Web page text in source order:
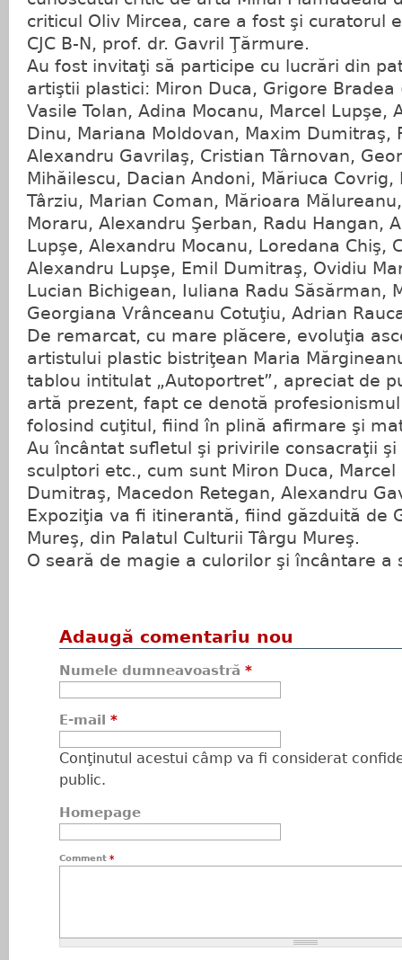
criticul Oliv Mircea, care a fost şi curatorul
CJC B-N, prof. dr. Gavril Ţărmure.
Au fost invitaţi să participe cu lucrări din
artiştii plastici: Miron Duca, Grigore Bradea
Vasile Tolan, Adina Mocanu, Marcel Lupşe,
Dinu, Mariana Moldovan, Maxim Dumitraş,
Alexandru Gavrilaş, Cristian Târnovan,
Mihăilescu, Dacian Andoni, Măriuca Covrig,
Târziu, Marian Coman, Mărioara
Moraru, Alexandru Şerban, Radu Hangan,
Lupşe, Alexandru Mocanu, Loredana Chiş,
Alexandru Lupşe, Emil Dumitraş, Ovidiu
Lucian Bichigean, Iuliana Radu Săsărman,
Georgiana Vrânceanu Cotuţiu, Adrian
De remarcat, cu mare plăcere, evoluţia
artistului plastic bistriţean Maria
tablou intitulat „Autoportret”, apreciat de
artă prezent, fapt ce denotă
folosind cuţitul, fiind în plină afirmare şi
Au încântat sufletul şi privirile consacraţii
sculptori etc., cum sunt Miron Duca, Marcel
Dumitraş, Macedon Retegan, Alexandru
Expoziţia va fi itinerantă, fiind găzduită de
Mureş, din Palatul Culturii Târgu Mureş.
O seară de magie a culorilor şi încântare a
Adaugă comentariu nou
Numele dumneavoastră *
E-mail *
Conţinutul acestui câmp va fi considerat
public.
Homepage
Comment *